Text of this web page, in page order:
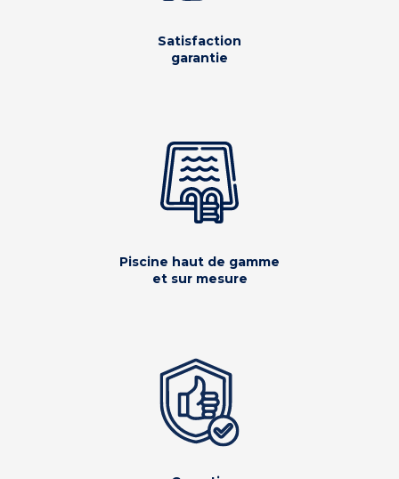
Satisfaction
garantie
Piscine haut de gamme
et sur mesure